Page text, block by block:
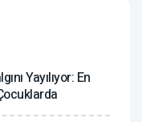
Yayılıyor: En